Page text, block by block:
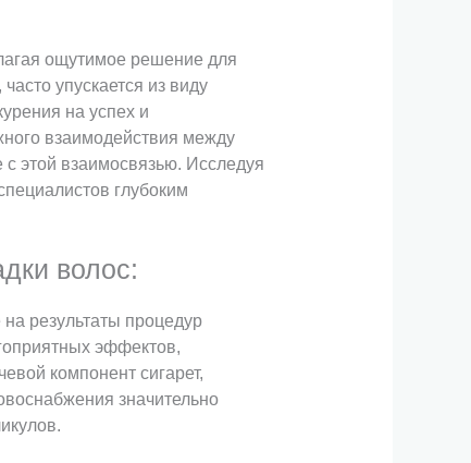
ощутимое решение для
упускается из виду
на успех и
взаимодействия между
этой взаимосвязью. Исследуя
глубоким
волос:
результаты процедур
эффектов,
компонент сигарет,
значительно